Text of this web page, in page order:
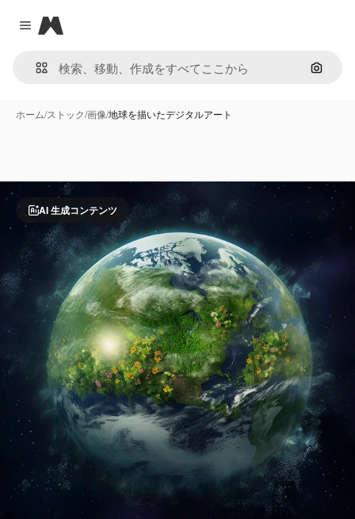
Close menu
Magnific
画像で
ホーム/ストック/画像/地球を描いたデジタルアート
AI 生成コンテンツ